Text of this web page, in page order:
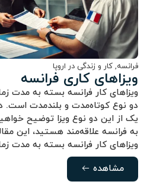
فرانسه, کار و زندگی در اروپا
ویزاهای کاری فرانسه
ویزاهای کار فرانسه بسته به مدت
دو نوع کوتاه‌مدت و بلندمدت است.
یک از این دو نوع ویزا توضیح
به فرانسه علاقه‌مند هستید، این
ویزاهای کار فرانسه بسته به مدت
مشاهده